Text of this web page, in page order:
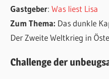
Gastgeber:Was liest Lisa
Zum Thema: Das dunkle
Der Zweite Weltkrieg in
Challenge der